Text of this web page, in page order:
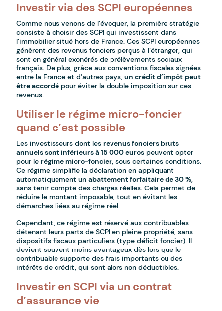
Investir via des SCPI européennes
Comme nous venons de l’évoquer, la première stratégie
consiste à choisir des SCPI qui investissent dans
l’immobilier situé hors de France. Ces SCPI européennes
génèrent des revenus fonciers perçus à l’étranger, qui
sont en général exonérés de prélèvements sociaux
français. De plus, grâce aux conventions fiscales signées
entre la France et d’autres pays,un crédit d’impôt peut
être accordé pour éviter la double imposition sur ces
revenus.
Utiliser le régime micro-foncier
quand c’est possible
Les investisseurs dont lesrevenus fonciers bruts
annuels sont inférieurs à 15 000 euros peuvent opter
pour lerégime micro-foncier, sous certaines conditions.
Ce régime simplifie la déclaration en appliquant
automatiquement unabattement forfaitaire de 30 %,
sans tenir compte des charges réelles. Cela permet de
réduire le montant imposable, tout en évitant les
démarches liées au régime réel.
Cependant, ce régime est réservé aux contribuables
détenant leurs parts de SCPI en pleine propriété, sans
dispositifs fiscaux particuliers (type déficit foncier). Il
devient souvent moins avantageux dès lors que le
contribuable supporte des frais importants ou des
intérêts de crédit, qui sont alors non déductibles.
Investir en SCPI via un contrat
d’assurance vie